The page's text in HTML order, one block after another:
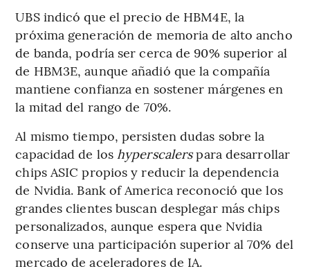
UBS indicó que el precio de HBM4E, la
próxima generación de memoria de alto ancho
de banda, podría ser cerca de 90% superior al
de HBM3E, aunque añadió que la compañía
mantiene confianza en sostener márgenes en
la mitad del rango de 70%.
Al mismo tiempo, persisten dudas sobre la
capacidad de los hyperscalerspara desarrollar
chips ASIC propios y reducir la dependencia
de Nvidia. Bank of America reconoció que los
grandes clientes buscan desplegar más chips
personalizados, aunque espera que Nvidia
conserve una participación superior al 70% del
mercado de aceleradores de IA.